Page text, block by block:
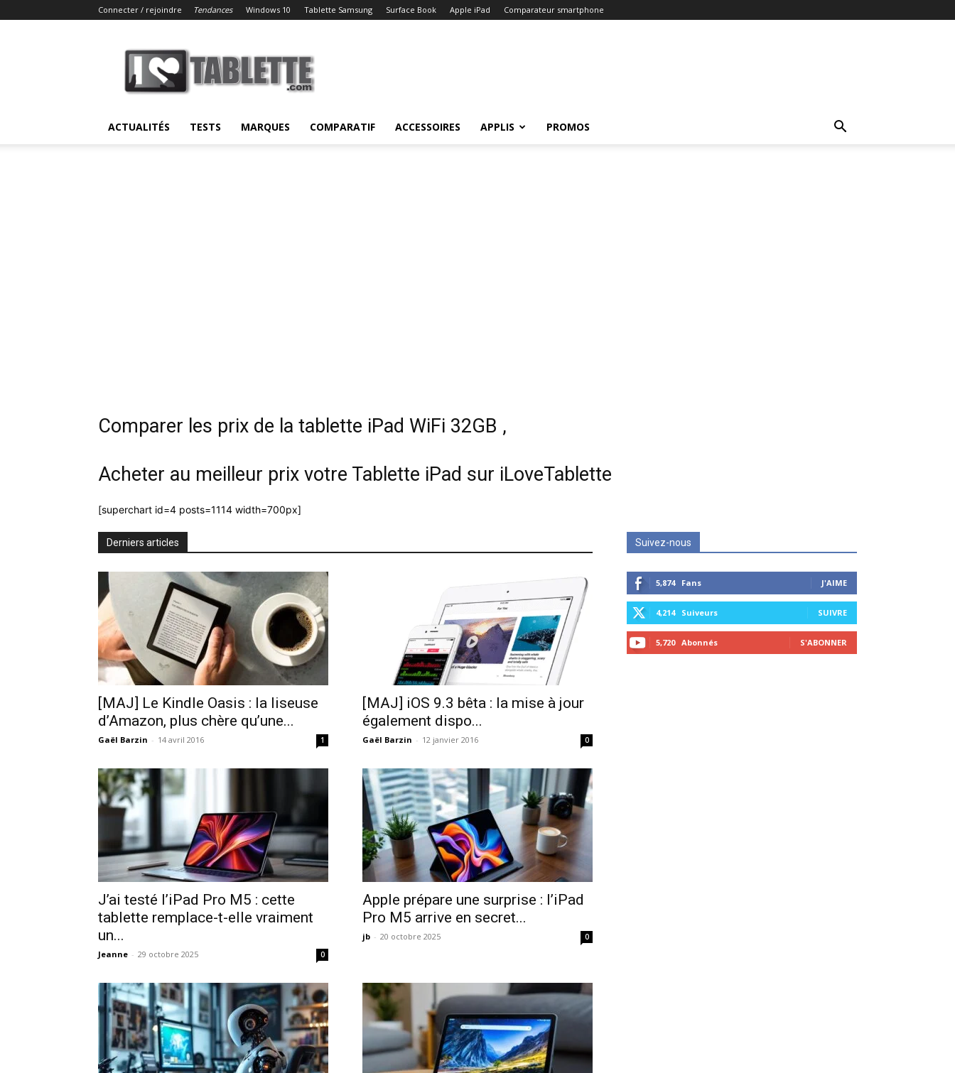
Connecter / rejoindre Tendances Windows 10 Tablette Samsung Surface Book Apple iPad Comparateur smartphone
ACTUALITÉS TESTS MARQUES COMPARATIF ACCESSOIRES APPLIS PROMOS
Comparer les prix de la tablette iPad WiFi 32GB ,
Acheter au meilleur prix votre Tablette iPad sur iLoveTablette
[superchart id=4 posts=1114 width=700px]
Derniers articles
[MAJ] Le Kindle Oasis : la liseuse
d’Amazon, plus chère qu’une...
Gaël Barzin - 14 avril 2016 1
[MAJ] iOS 9.3 bêta : la mise à jour
également dispo...
Gaël Barzin - 12 janvier 2016 0
J’ai testé l’iPad Pro M5 : cette
tablette remplace-t-elle vraiment
un...
Jeanne - 29 octobre 2025 0
Apple prépare une surprise : l’iPad
Pro M5 arrive en secret...
jb - 20 octobre 2025 0
Suivez-nous
5,874 Fans J'AIME
4,214 Suiveurs SUIVRE
5,720 Abonnés S'ABONNER